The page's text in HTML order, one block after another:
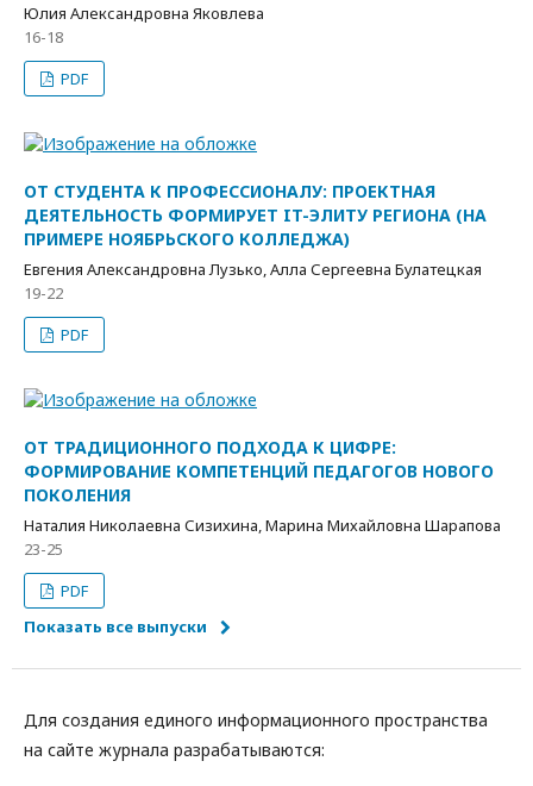
Юлия Александровна Яковлева
16-18
PDF
ОТ СТУДЕНТА К ПРОФЕССИОНАЛУ: ПРОЕКТНАЯ
ДЕЯТЕЛЬНОСТЬ ФОРМИРУЕТ IT-ЭЛИТУ РЕГИОНА (НА
ПРИМЕРЕ НОЯБРЬСКОГО КОЛЛЕДЖА)
Евгения Александровна Лузько, Алла Сергеевна Булатецкая
19-22
PDF
ОТ ТРАДИЦИОННОГО ПОДХОДА К ЦИФРЕ:
ФОРМИРОВАНИЕ КОМПЕТЕНЦИЙ ПЕДАГОГОВ НОВОГО
ПОКОЛЕНИЯ
Наталия Николаевна Сизихина, Марина Михайловна Шарапова
23-25
PDF
Показать все выпуски
Для создания единого информационного пространства
на сайте журнала разрабатываются: